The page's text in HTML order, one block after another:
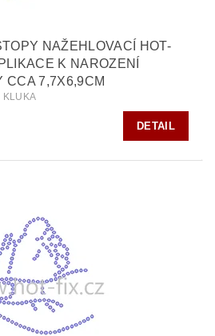
NAŽEHLOVACÍ HOT-
K NAROZENÍ
CCA 7,7X6,9CM
KLUKA
DETAIL